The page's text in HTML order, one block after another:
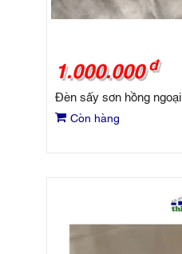
1.000.000 đ
Đèn sấy sơn hồng ngoại
Còn hàng